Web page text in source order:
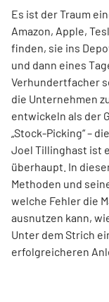
Es ist der Traum
Amazon, Apple,
finden, sie ins
und dann eines
Verhundertfacher
die Unternehmen
entwickeln als der
„Stock-Picking“ –
Joel Tillinghast ist
überhaupt. In
Methoden und
welche Fehler die
ausnutzen kann,
Unter dem Strich
erfolgreicheren